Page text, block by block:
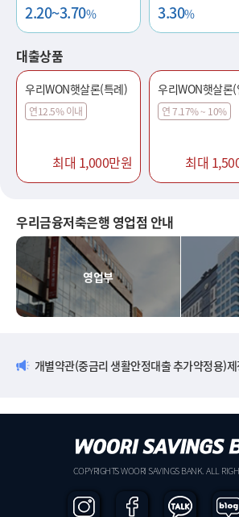
2.20~3.70% 3.30%
대출상품
우리WON햇살론(특례)
연12.5% 이내
최대 1,000만원
우리WON햇살론
연 7.17% ~ 10%
최대
우리금융저축은행 영업점 안내
영업부
개별약관(중금리 생활안정대출 추가약정용)
COPYRIGHTS WOORI SAVINGS BANK. ALL